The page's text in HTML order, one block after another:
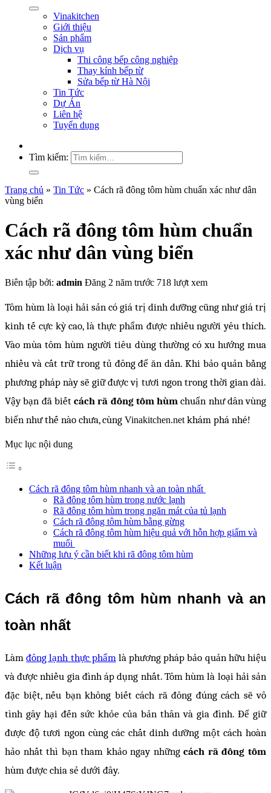
Vinakitchen
Giới thiệu
Sản phẩm
Dịch vụ
Thi công bếp công nghiệp
Thay kính bếp từ
Sửa bếp từ Hà Nội
Tin Tức
Dự Án
Liên hệ
Tuyển dụng
Tìm kiếm:
Trang chủ » Tin Tức » Cách rã đông tôm hùm chuẩn xác như dân
vùng biển
Cách rã đông tôm hùm chuẩn
xác như dân vùng biển
Biên tập bởi: admin Đăng 2 năm trước 718 lượt xem
Tôm hùm là loại hải sản có giá trị dinh dưỡng cũng như giá trị
kinh tế cực kỳ cao, là thực phẩm được nhiều người yêu thích.
Vào mùa tôm hùm người tiêu dùng thường có xu hướng mua
nhiều và cất trữ trong tủ đông để ăn dần. Khi bảo quản bằng
phương pháp này sẽ giữ được vị tươi ngon trong thời gian dài.
Vậy bạn đã biết cách rã đông tôm hùm chuẩn như dân vùng
biển như thế nào chưa, cùng Vinakitchen.net khám phá nhé!
Mục lục nội dung
Cách rã đông tôm hùm nhanh và an toàn nhất
Rã đông tôm hùm trong nước lạnh
Rã đông tôm hùm trong ngăn mát của tủ lạnh
Cách rã đông tôm hùm bằng gừng
Cách rã đông tôm hùm hiệu quả với hỗn hợp giấm và
muối
Những lưu ý cần biết khi rã đông tôm hùm
Kết luận
Cách rã đông tôm hùm nhanh và an
toàn nhất
Làmđông lạnh thực phẩm là phương pháp bảo quản hữu hiệu
và được nhiều gia đình áp dụng nhất. Tôm hùm là loại hải sản
đặc biệt, nếu bạn không biết cách rã đông đúng cách sẽ vô
tình gây hại đến sức khỏe của bản thân và gia đình. Để giữ
được độ tươi ngon cùng các chất dinh dưỡng một cách hoàn
hảo nhất thì bạn tham khảo ngay nhữngcách rã đông tôm
hùm được chia sẻ dưới đây.